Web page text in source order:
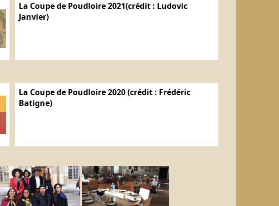
La Coupe de Poudloire 2021(crédit : Ludovic
Janvier)
La Coupe de Poudloire 2020 (crédit : Frédéric
Batigne)